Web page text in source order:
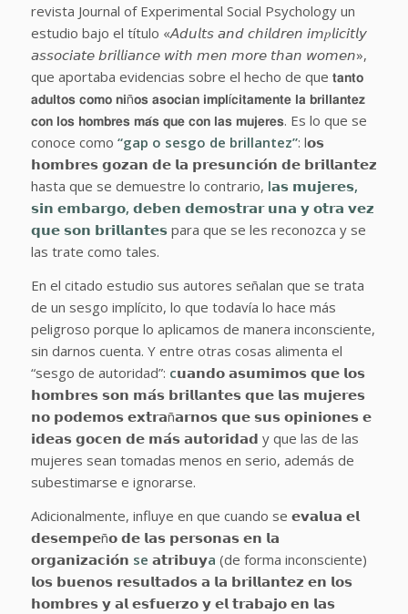
revista Journal of Experimental Social Psychology un
estudio bajo el título «𝘈𝘥𝘶𝘭𝘵𝘴 𝘢𝘯𝘥 𝘤𝘩𝘪𝘭𝘥𝘳𝘦𝘯 𝘪𝘮𝑝𝘭𝘪𝘤𝘪𝘵𝘭𝘺
𝘢𝘴𝘴𝘰𝘤𝘪𝘢𝘵𝘦 𝘣𝘳𝘪𝘭𝘭𝘪𝘢𝘯𝘤𝘦 𝘸𝘪𝘵𝘩 𝘮𝘦𝘯 𝘮𝘰𝘳𝘦 𝘵𝘩𝘢𝘯 𝘸𝘰𝘮𝘦𝘯»,
que aportaba evidencias sobre el hecho de que 𝘁𝗮𝗻𝘁𝗼
𝗮𝗱𝘂𝗹𝘁𝗼𝘀 𝗰𝗼𝗺𝗼 𝗻𝗶ñ𝗼𝘀 𝗮𝘀𝗼𝗰𝗶𝗮𝗻 𝗶𝗺𝗽𝗹í𝗰𝗶𝘁𝗮𝗺𝗲𝗻𝘁𝗲 𝗹𝗮 𝗯𝗿𝗶𝗹𝗹𝗮𝗻𝘁𝗲𝘇
𝗰𝗼𝗻 𝗹𝗼𝘀 𝗵𝗼𝗺𝗯𝗿𝗲𝘀 𝗺𝗮́𝘀 𝗾𝘂𝗲 𝗰𝗼𝗻 𝗹𝗮𝘀 𝗺𝘂𝗷𝗲𝗿𝗲𝘀. Es lo que se
conoce como “gap o sesgo de brillantez”: l𝗼𝘀
𝗵𝗼𝗺𝗯𝗿𝗲𝘀 𝗴𝗼𝘇𝗮𝗻 𝗱𝗲 𝗹𝗮 𝗽𝗿𝗲𝘀𝘂𝗻𝗰𝗶𝗼́𝗻 𝗱𝗲 𝗯𝗿𝗶𝗹𝗹𝗮𝗻𝘁𝗲𝘇
hasta que se demuestre lo contrario, l𝗮𝘀 𝗺𝘂𝗷𝗲𝗿𝗲𝘀,
𝘀𝗶𝗻 𝗲𝗺𝗯𝗮𝗿𝗴𝗼, 𝗱𝗲𝗯𝗲𝗻 𝗱𝗲𝗺𝗼𝘀𝘁𝗿𝗮𝗿 𝘂𝗻𝗮 𝘆 𝗼𝘁𝗿𝗮 𝘃𝗲𝘇
𝗾𝘂𝗲 𝘀𝗼𝗻 𝗯𝗿𝗶𝗹𝗹𝗮𝗻𝘁𝗲𝘀para que se les reconozca y se
las trate como tales.
En el citado estudio sus autores señalan que se trata
de un sesgo implícito, lo que todavía lo hace más
peligroso porque lo aplicamos de manera inconsciente,
sin darnos cuenta. Y entre otras cosas alimenta el
“sesgo de autoridad”: c𝘂𝗮𝗻𝗱𝗼 𝗮𝘀𝘂𝗺𝗶𝗺𝗼𝘀 𝗾𝘂𝗲 𝗹𝗼𝘀
𝗵𝗼𝗺𝗯𝗿𝗲𝘀 𝘀𝗼𝗻 𝗺𝗮́𝘀 𝗯𝗿𝗶𝗹𝗹𝗮𝗻𝘁𝗲𝘀 𝗾𝘂𝗲 𝗹𝗮𝘀 𝗺𝘂𝗷𝗲𝗿𝗲𝘀
𝗻𝗼 𝗽𝗼𝗱𝗲𝗺𝗼𝘀 𝗲𝘅𝘁𝗿𝗮ñ𝗮𝗿𝗻𝗼𝘀 𝗾𝘂𝗲 𝘀𝘂𝘀 𝗼𝗽𝗶𝗻𝗶𝗼𝗻𝗲𝘀 𝗲
𝗶𝗱𝗲𝗮𝘀 𝗴𝗼𝗰𝗲𝗻 𝗱𝗲 𝗺𝗮́𝘀 𝗮𝘂𝘁𝗼𝗿𝗶𝗱𝗮𝗱 y que las de las
mujeres sean tomadas menos en serio, además de
subestimarse e ignorarse.
Adicionalmente, influye en que cuando se 𝗲𝘃𝗮𝗹𝘂𝗮 𝗲𝗹
𝗱𝗲𝘀𝗲𝗺𝗽𝗲ñ𝗼 𝗱𝗲 𝗹𝗮𝘀 𝗽𝗲𝗿𝘀𝗼𝗻𝗮𝘀 𝗲𝗻 𝗹𝗮
𝗼𝗿𝗴𝗮𝗻𝗶𝘇𝗮𝗰𝗶𝗼́𝗻 se 𝗮𝘁𝗿𝗶𝗯𝘂𝘆a (de forma inconsciente)
𝗹𝗼𝘀 𝗯𝘂𝗲𝗻𝗼𝘀 𝗿𝗲𝘀𝘂𝗹𝘁𝗮𝗱𝗼𝘀 𝗮 𝗹𝗮 𝗯𝗿𝗶𝗹𝗹𝗮𝗻𝘁𝗲𝘇 𝗲𝗻 𝗹𝗼𝘀
𝗵𝗼𝗺𝗯𝗿𝗲𝘀 𝘆 𝗮𝗹 𝗲𝘀𝗳𝘂𝗲𝗿𝘇𝗼 𝘆 𝗲𝗹 𝘁𝗿𝗮𝗯𝗮𝗷𝗼 𝗲𝗻 𝗹𝗮𝘀